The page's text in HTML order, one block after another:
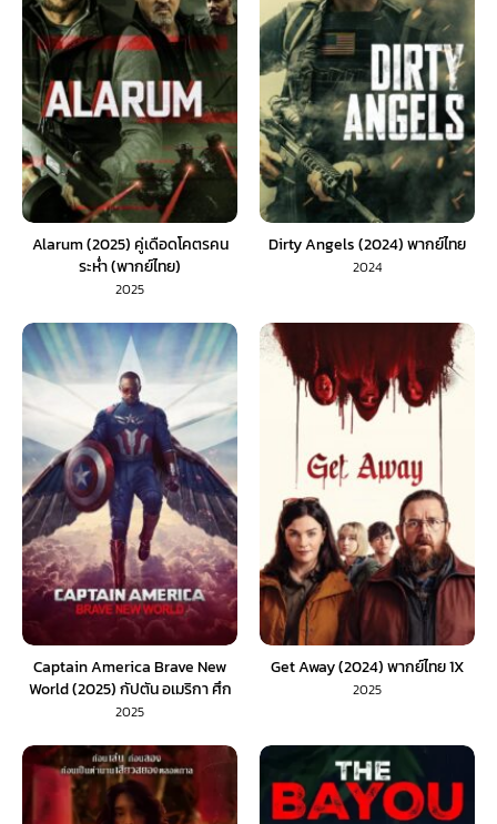
Alarum (2025) คู่เดือดโคตรคน
ระห่ำ (พากย์ไทย)
2025
Dirty Angels (2024) พากย์ไทย
2024
Captain America Brave New
World (2025) กัปตัน อเมริกา ศึก
ฮีโร่จักรวาลใหม่
2025
Get Away (2024) พากย์ไทย 1X
2025